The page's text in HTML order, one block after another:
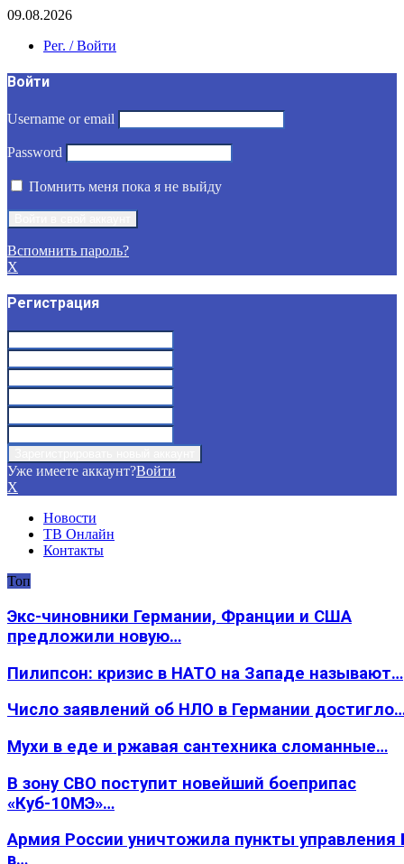
09.08.2026
Рег. / Войти
Войти
Username or email
Password
Помнить меня пока я не выйду
Вспомнить пароль?
X
Регистрация
Уже имеете аккаунт?Войти
X
Новости
ТВ Онлайн
Контакты
Топ
Экс-чиновники Германии, Франции и США
предложили новую…
Пилипсон: кризис в НАТО на Западе называют…
Число заявлений об НЛО в Германии
Мухи в еде и ржавая сантехника сломанные…
В зону СВО поступит новейший боеприпас
«Куб-10МЭ»…
Армия России уничтожила пункты
в…